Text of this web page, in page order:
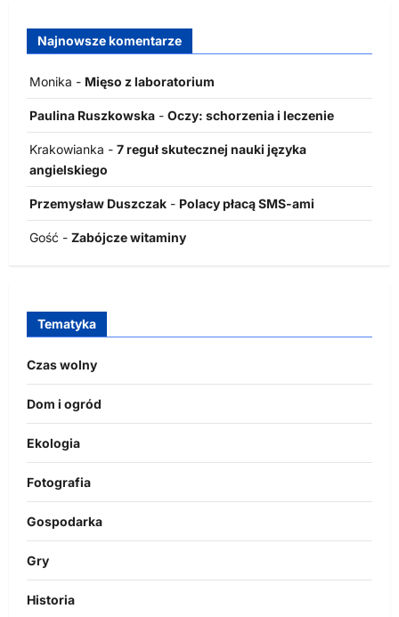
Najnowsze komentarze
Monika - Mięso z laboratorium
Paulina Ruszkowska - Oczy: schorzenia i leczenie
Krakowianka - 7 reguł skutecznej nauki języka
angielskiego
Przemysław Duszczak - Polacy płacą SMS-ami
Gość - Zabójcze witaminy
Tematyka
Czas wolny
Dom i ogród
Ekologia
Fotografia
Gospodarka
Gry
Historia